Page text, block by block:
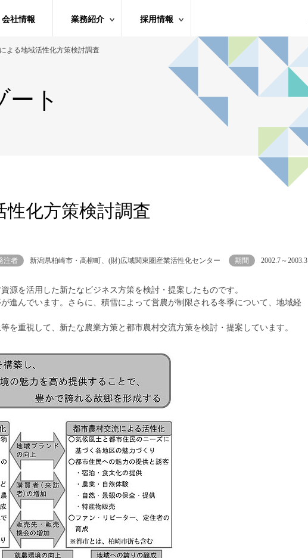
会社情報 業務紹介 採用情報
よる地域活性化方策検討調査
ート
化方策検討調査
注者 新潟県柏崎市・高柳町、(財)広域関東圏産業活性化センター 期間 2002.7～2003.3
源を活用した新たなビジネス方策を検討・提案したものです。
進んでいます。さらに、積雪によって営農が制限される冬季について、地域経
を重視して、新たな農業方策と都市農村交流方策を検討・提案しています。